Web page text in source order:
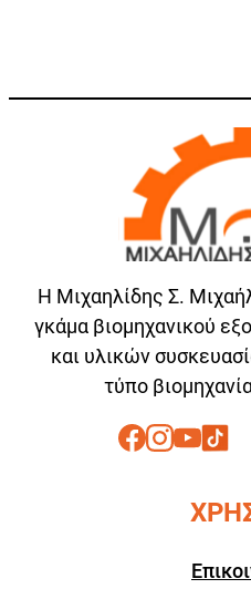
Η Μιχαηλίδης Σ.
γκάμα βιομηχανικού
και υλικών
τύπο